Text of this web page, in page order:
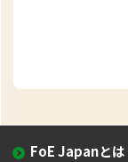
FoE Japanとは